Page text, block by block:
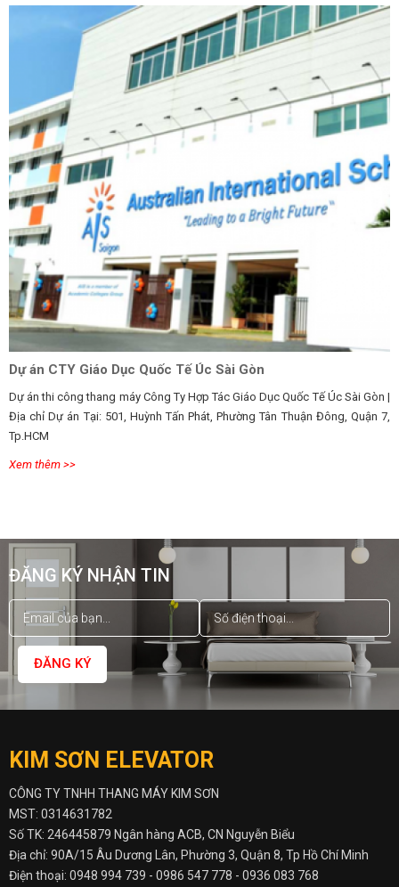
Dự án CTY Giáo Dục Quốc Tế Úc Sài Gòn
Dự án thi công thang máy Công Ty Hợp Tác Giáo Dục Quốc Tế Úc Sài Gòn |
Địa chỉ Dự án Tại: 501, Huỳnh Tấn Phát, Phường Tân Thuận Đông, Quận 7,
Tp.HCM
Xem thêm >>
ĐĂNG KÝ NHẬN TIN
ĐĂNG KÝ
KIM SƠN ELEVATOR
CÔNG TY TNHH THANG MÁY KIM SƠN
MST: 0314631782
Số TK: 246445879 Ngân hàng ACB, CN Nguyễn Biểu
Địa chỉ: 90A/15 Âu Dương Lân, Phường 3, Quận 8, Tp Hồ Chí Minh
Điện thoại: 0948 994 739 - 0986 547 778 - 0936 083 768